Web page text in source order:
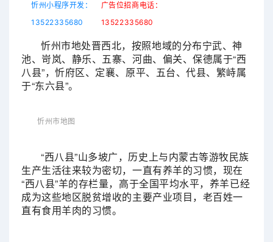
忻州小程序开发：
13522335680
广告位招商电话：
13522335680
忻州市地处晋西北，按照地域的分布宁武、神
池、岢岚、静乐、五寨、河曲、偏关、保德属于“西
八县”，忻府区、定襄、原平、五台、代县、繁峙属
于“东六县”。
忻州市地图
“西八县”山多坡广，历史上与内蒙古等游牧民族
生产生活往来较为密切，一直有养羊的习惯，现在
“西八县”羊的存栏量，高于全国平均水平，养羊已经
成为这些地区脱贫增收的主要产业项目，老百姓一
直有食用羊肉的习惯。